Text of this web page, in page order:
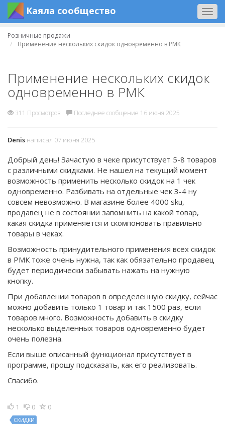
Каяла сообщество
Розничные продажи
Применение нескольких скидок одновременно в РМК
Применение нескольких скидок
одновременно в РМК
311 Просмотров Последнее сообщение 16 июня 2025
Denis написал 07 июня 2025
Добрый день! Зачастую в чеке присутствует 5-8 товаров
с различными скидками. Не нашел на текущий момент
возможность применить несколько скидок на 1 чек
одновременно. Разбивать на отдельные чек 3-4 ну
совсем невозможно. В магазине более 4000 sku,
продавец не в состоянии запомнить на какой товар,
какая скидка применяется и скомпоновать правильно
товары в чеках.
Возможность принудительного применения всех скидок
в РМК тоже очень нужна, так как обязательно продавец
будет периодически забывать нажать на нужную
кнопку.
При добавлении товаров в определенную скидку, сейчас
можно добавить только 1 товар и так 1500 раз, если
товаров много. Возможность добавить в скидку
несколько выделенных товаров одновременно будет
очень полезна.
Если выше описанный функционал присутствует в
программе, прошу подсказать, как его реализовать.
Спасибо.
1 0 0
СКИДКИ